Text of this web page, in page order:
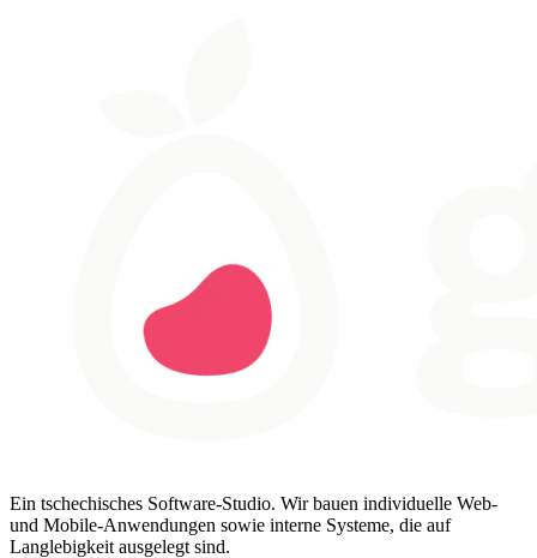
Ein tschechisches Software-Studio. Wir bauen individuelle Web-
und Mobile-Anwendungen sowie interne Systeme, die auf
Langlebigkeit ausgelegt sind.